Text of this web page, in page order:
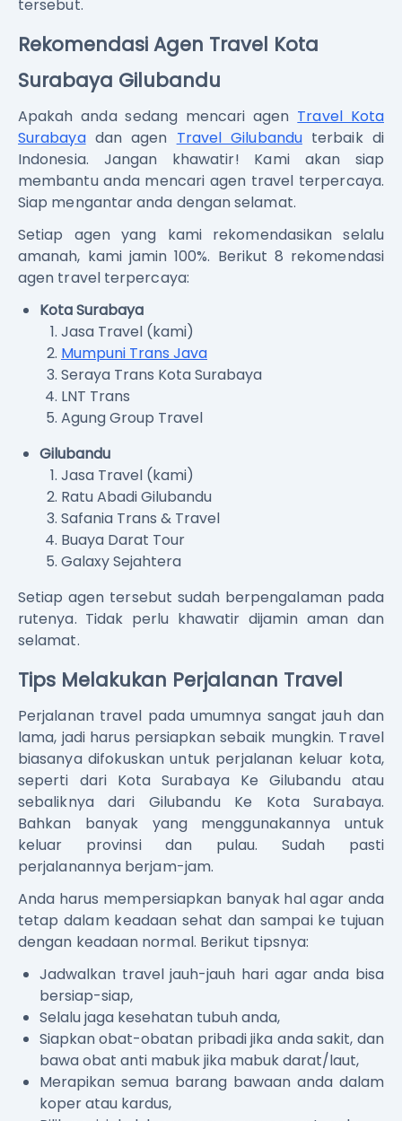
tersebut.
Rekomendasi Agen Travel Kota
Surabaya Gilubandu
Apakah anda sedang mencari agen Travel Kota
Surabayadan agen Travel Gilubanduterbaik di
Indonesia. Jangan khawatir! Kami akan siap
membantu anda mencari agen travel terpercaya.
Siap mengantar anda dengan selamat.
Setiap agen yang kami rekomendasikan selalu
amanah, kami jamin 100%. Berikut 8 rekomendasi
agen travel terpercaya:
Kota Surabaya
Jasa Travel (kami)
Mumpuni Trans Java
Seraya Trans Kota Surabaya
LNT Trans
Agung Group Travel
Gilubandu
Jasa Travel (kami)
Ratu Abadi Gilubandu
Safania Trans & Travel
Buaya Darat Tour
Galaxy Sejahtera
Setiap agen tersebut sudah berpengalaman pada
rutenya. Tidak perlu khawatir dijamin aman dan
selamat.
Tips Melakukan Perjalanan Travel
Perjalanan travel pada umumnya sangat jauh dan
lama, jadi harus persiapkan sebaik mungkin. Travel
biasanya difokuskan untuk perjalanan keluar kota,
seperti dari Kota Surabaya Ke Gilubandu atau
sebaliknya dari Gilubandu Ke Kota Surabaya.
Bahkan banyak yang menggunakannya untuk
keluar provinsi dan pulau. Sudah pasti
perjalanannya berjam-jam.
Anda harus mempersiapkan banyak hal agar anda
tetap dalam keadaan sehat dan sampai ke tujuan
dengan keadaan normal. Berikut tipsnya:
Jadwalkan travel jauh-jauh hari agar anda bisa
bersiap-siap,
Selalu jaga kesehatan tubuh anda,
Siapkan obat-obatan pribadi jika anda sakit, dan
bawa obat anti mabuk jika mabuk darat/laut,
Merapikan semua barang bawaan anda dalam
koper atau kardus,